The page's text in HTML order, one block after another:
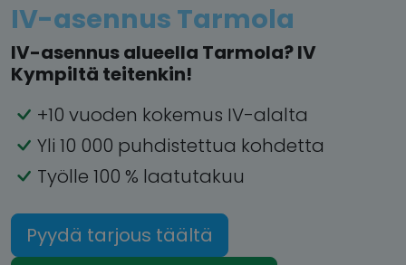
IV-asennus Tarmola
IV-asennus alueella Tarmola? IV
Kympiltä teitenkin!
+10 vuoden kokemus IV-alalta
Yli 10 000 puhdistettua kohdetta
Työlle 100 % laatutakuu
Pyydä tarjous täältä